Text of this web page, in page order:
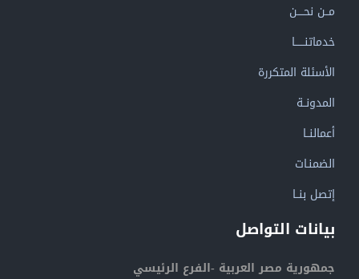
مــن نحــــن
خدماتنــــــا
الأسئلة المتكررة
المدونــة
أعمالنــا
الضمنـات
إتصل بنــا
بيانات التواصل
جمهورية مصر العربية -الفرع الرئيسي